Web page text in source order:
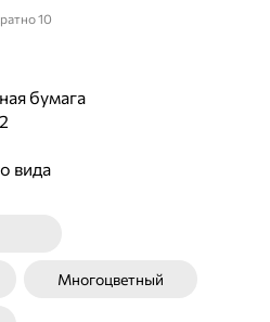
10
бумага
вида
Многоцветный